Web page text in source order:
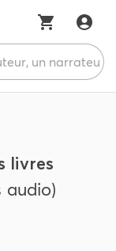
livres
audio)